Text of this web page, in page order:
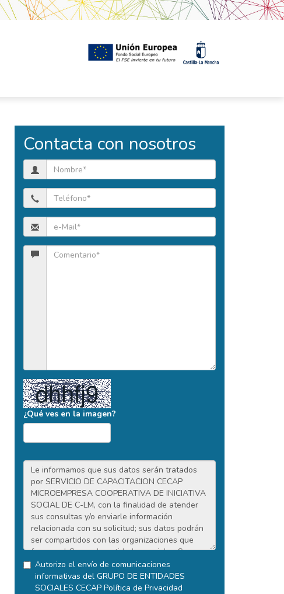
Contacta con nosotros
¿Qué ves en la imagen?
Autorizo el envío de comunicaciones
informativas del GRUPO DE ENTIDADES
SOCIALES CECAP Política de Privacidad